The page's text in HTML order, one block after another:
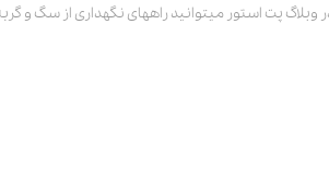
وبلاگ پت استور میتوانید راههای نگهداری از سگ و